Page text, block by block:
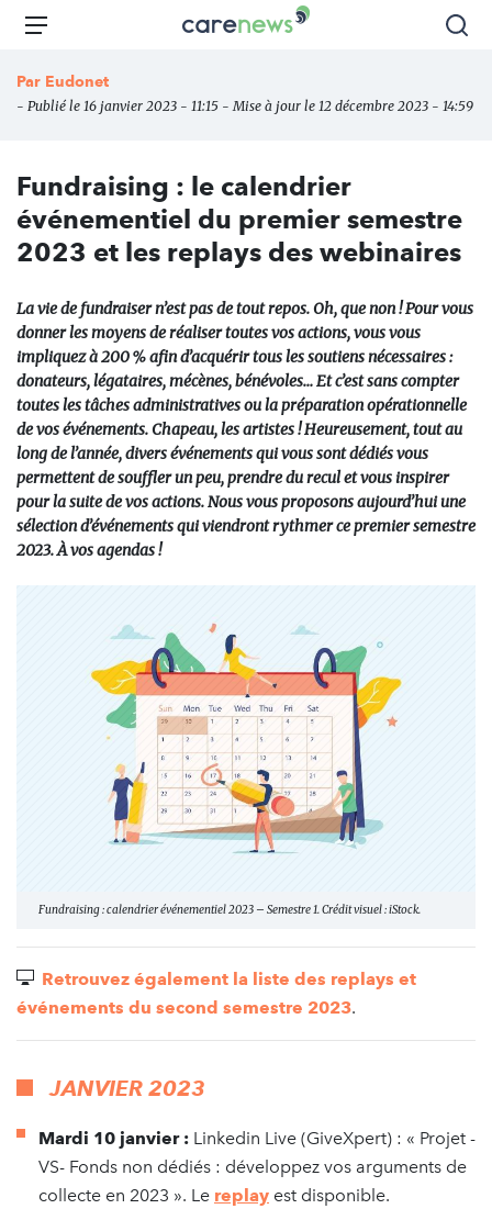
Aller
principal
Carenews,
des
l'engagement
Menu
Par Eudonet
- Publié le 16 janvier 2023 - 11:15 - Mise à jour le 12 décembre 2023 - 14:59
Fundraising : le calendrier
événementiel du premier semestre
2023 et les replays des webinaires
La vie de fundraiser n’est pas de tout repos. Oh, que non ! Pour vous
donner les moyens de réaliser toutes vos actions, vous vous
impliquez à 200 % afin d’acquérir tous les soutiens nécessaires :
donateurs, légataires, mécènes, bénévoles… Et c’est sans compter
toutes les tâches administratives ou la préparation opérationnelle
de vos événements. Chapeau, les artistes ! Heureusement, tout au
long de l’année, divers événements qui vous sont dédiés vous
permettent de souffler un peu, prendre du recul et vous inspirer
pour la suite de vos actions. Nous vous proposons aujourd’hui une
sélection d’événements qui viendront rythmer ce premier semestre
2023. À vos agendas !
Fundraising : calendrier événementiel 2023 – Semestre 1. Crédit visuel : iStock.
Retrouvez également la liste des replays et
événements du second semestre 2023.
JANVIER 2023
Mardi 10 janvier : Linkedin Live (GiveXpert) : « Projet -
VS- Fonds non dédiés : développez vos arguments de
collecte en 2023 ». Le replay est disponible.